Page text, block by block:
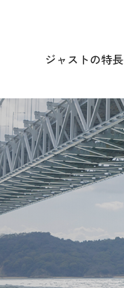
ジャストの特長